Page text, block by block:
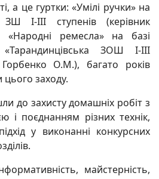
а це гуртки: «Умілі ручки» на
ЗШ І-ІІІ ступенів (керівник
ремесла» на базі
ЗОШ І-ІІІ
Горбенко О.М.), багато років
цього заходу.
до захисту домашніх робіт з
і поєднанням різних технік,
у виконанні конкурсних
майстерність,